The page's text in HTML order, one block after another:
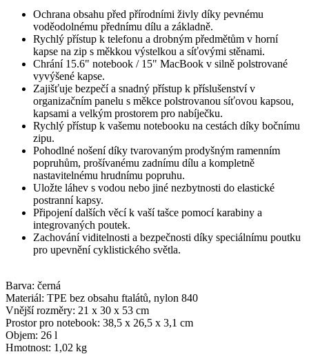
Ochrana obsahu před přírodními živly díky pevnému
voděodolnému přednímu dílu a základně.
Rychlý přístup k telefonu a drobným předmětům v horní
kapse na zip s měkkou výstelkou a síťovými stěnami.
Chrání 15.6" notebook / 15" MacBook v silně polstrované
vyvýšené kapse.
Zajišťuje bezpečí a snadný přístup k příslušenství v
organizačním panelu s měkce polstrovanou síťovou kapsou,
kapsami a velkým prostorem pro nabíječku.
Rychlý přístup k vašemu notebooku na cestách díky bočnímu
zipu.
Pohodlné nošení díky tvarovaným prodyšným ramenním
popruhům, prošívanému zadnímu dílu a kompletně
nastavitelnému hrudnímu popruhu.
Uložte láhev s vodou nebo jiné nezbytnosti do elastické
postranní kapsy.
Připojení dalších věcí k vaší tašce pomocí karabiny a
integrovaných poutek.
Zachování viditelnosti a bezpečnosti díky speciálnímu poutku
pro upevnění cyklistického světla.
Barva: černá
Materiál: TPE bez obsahu ftalátů, nylon 840
Vnější rozměry: 21 x 30 x 53 cm
Prostor pro notebook: 38,5 x 26,5 x 3,1 cm
Objem: 26 l
Hmotnost: 1,02 kg